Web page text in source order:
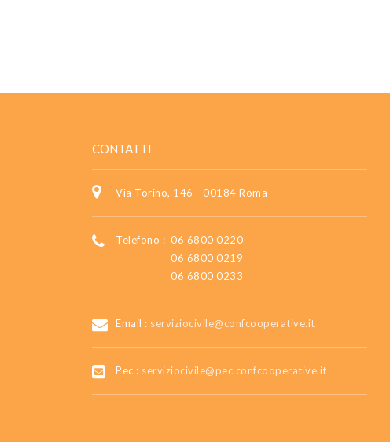
CONTATTI
Via Torino, 146 - 00184 Roma
Telefono : 06 6800 0220
06 6800 0219
06 6800 0233
Email : serviziocivile@confcooperative.it
Pec : serviziocivile@pec.confcooperative.it